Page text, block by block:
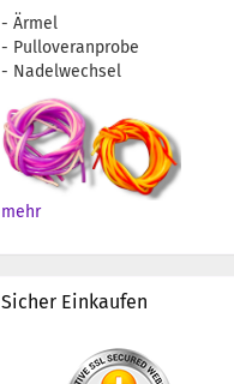
- Ärmel
- Pulloveranprobe
- Nadelwechsel
mehr
Sicher Einkaufen